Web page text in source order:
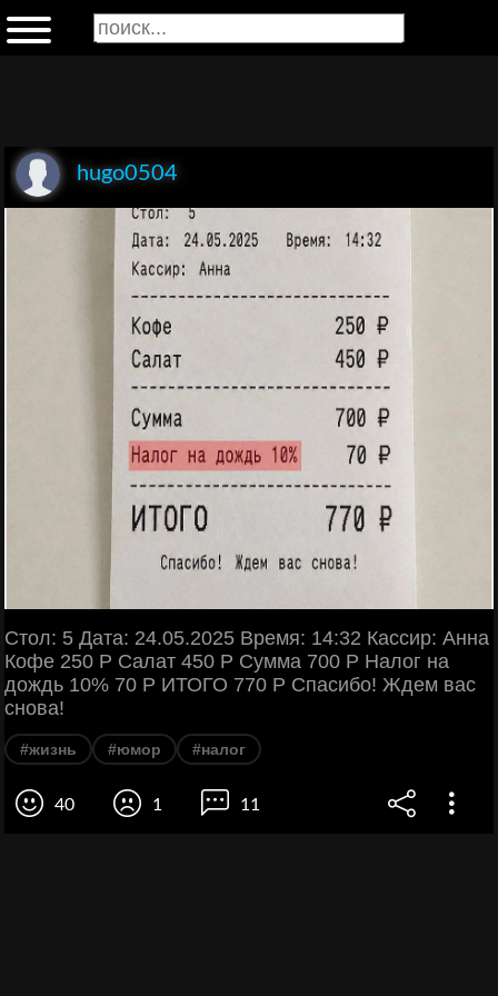
hugo0504
Стол: 5 Дата: 24.05.2025 Время: 14:32 Кассир: Анна
Кофе 250 Р Салат 450 Р Сумма 700 Р Налог на
дождь 10% 70 Р ИТОГО 770 Р Спасибо! Ждем вас
снова!
#жизнь #юмор #налог
40 1 11